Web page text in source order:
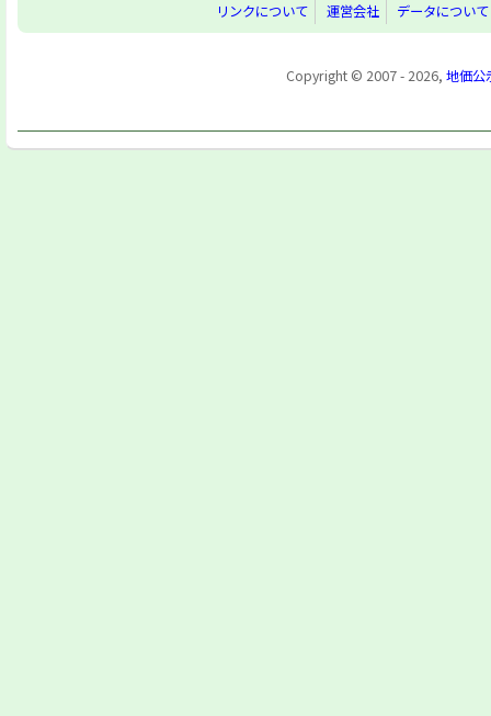
リンクについて 運営会社 データについて
Copyright © 2007 - 2026, 地価公